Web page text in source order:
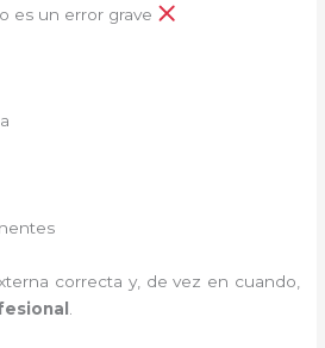
es un error grave
correcta y, de vez en cuando,